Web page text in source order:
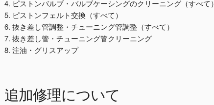
4. ピストンバルブ・バルブケーシングのクリーニング（すべて）
5. ピストンフェルト交換（すべて）
6. 抜き差し管調整・チューニング管調整（すべて）
7. 抜き差し管・チューニング管クリーニング
8. 注油・グリスアップ
追加修理について